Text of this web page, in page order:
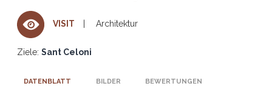
VISIT Architektur
Ziele: Sant Celoni
DATENBLATT BILDER BEWERTUNGEN